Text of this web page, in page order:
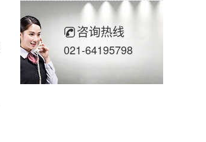
咨询热线
021-64195798